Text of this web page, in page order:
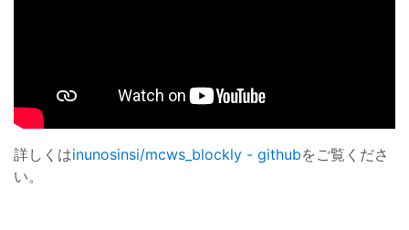
詳しくはinunosinsi/mcws_blockly - githubをご覧くださ
い。